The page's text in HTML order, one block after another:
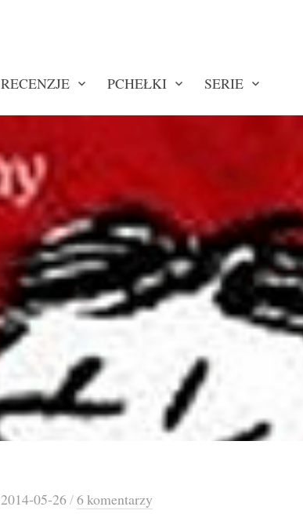
RECENZJE PCHEŁKI SERIE
2014-05-26/6 komentarzy